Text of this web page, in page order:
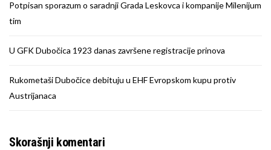
Potpisan sporazum o saradnji Grada Leskovca i kompanije Milenijum
tim
U GFK Dubočica 1923 danas završene registracije prinova
Rukometaši Dubočice debituju u EHF Evropskom kupu protiv
Austrijanaca
Skorašnji komentari